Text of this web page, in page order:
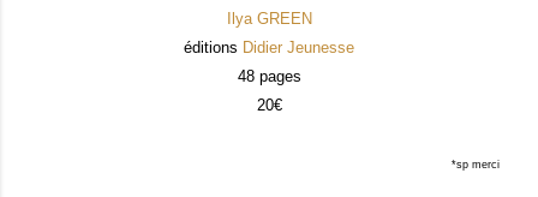
Ilya GREEN
éditions Didier Jeunesse
48 pages
20€
*sp merci